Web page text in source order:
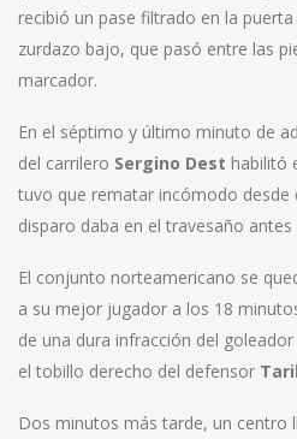
recibió un pase filtrado en la
zurdazo bajo, que pasó entre las
marcador.
En el séptimo y último minuto de
del carrilero Sergino Dest habilitó
tuvo que rematar incómodo desde
disparo daba en el travesaño antes
El conjunto norteamericano se
a su mejor jugador a los 18
de una dura infracción del goleador
el tobillo derecho del defensor
Dos minutos más tarde, un centro